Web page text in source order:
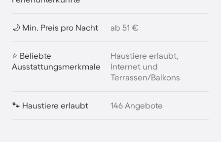
🌙 Min. Preis pro Nacht ab 51 €
⭐ Beliebte
Ausstattungsmerkmale
Haustiere erlaubt,
Internet und
Terrassen/Balkons
🐾 Haustiere erlaubt 146 Angebote